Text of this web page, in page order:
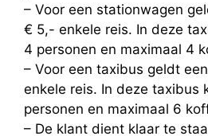
– Voor een stationwagen
€ 5,- enkele reis. In deze
4 personen en maximaal 4
– Voor een taxibus geldt
enkele reis. In deze taxibus
personen en maximaal 6
– De klant dient klaar te